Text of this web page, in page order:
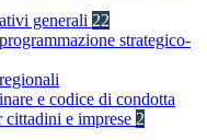
generali 22
strategico-
e codice di condotta
e imprese 2